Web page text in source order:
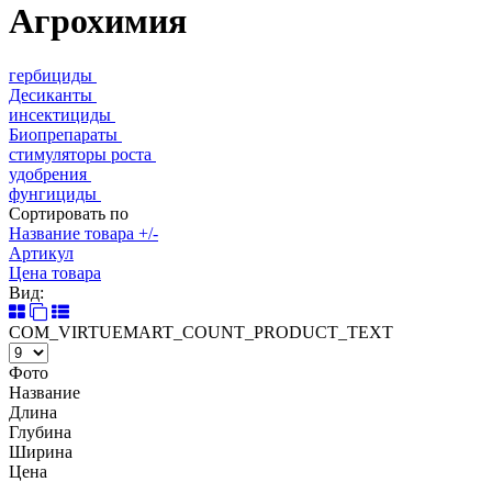
Агрохимия
гербициды
Десиканты
инсектициды
Биопрепараты
стимуляторы роста
удобрения
фунгициды
Сортировать по
Название товара +/-
Артикул
Цена товара
Вид:
COM_VIRTUEMART_COUNT_PRODUCT_TEXT
Фото
Название
Длина
Глубина
Ширина
Цена